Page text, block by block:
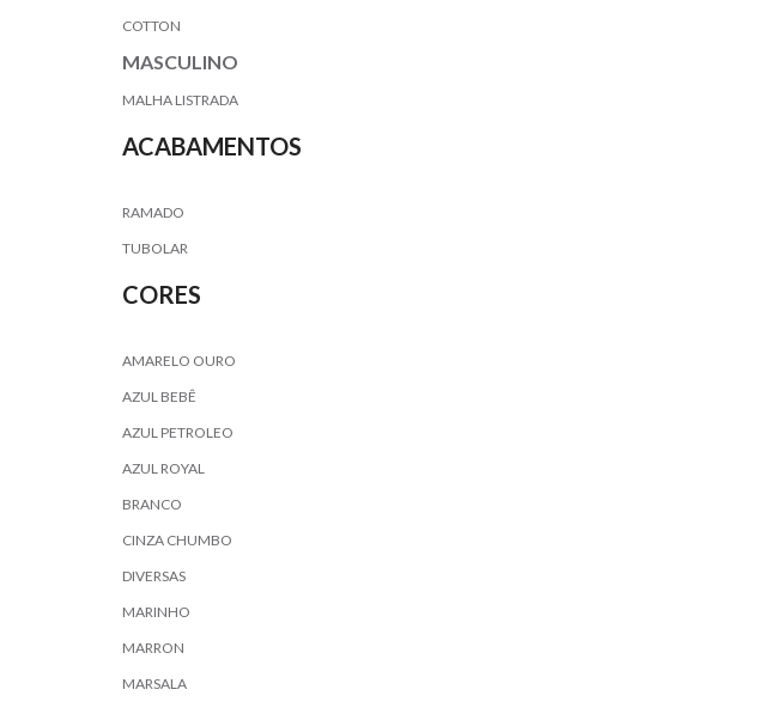
COTTON
MASCULINO
MALHA LISTRADA
ACABAMENTOS
RAMADO
TUBOLAR
CORES
AMARELO OURO
AZUL BEBÊ
AZUL PETROLEO
AZUL ROYAL
BRANCO
CINZA CHUMBO
DIVERSAS
MARINHO
MARRON
MARSALA